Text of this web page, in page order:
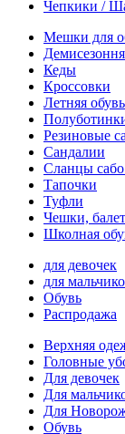
Чепкики /
Мешки для
Кеды
Кроссовки
Летняя обувь
Резиновые
Сандалии
Сланцы
Тапочки
Туфли
Чешки,
Школная
для девочек
для
Обувь
Распродажа
Верхняя
Головные
Для девочек
Для
Для
Обувь